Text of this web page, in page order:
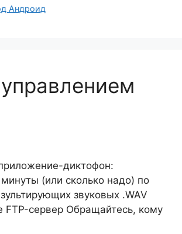
Андроид
диктофон:
(или сколько надо) по
звуковых .WAV
FTP-сервер Обращайтесь, кому